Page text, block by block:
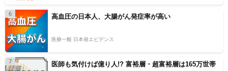
6 高血圧の日本人、大腸がん発症率が高い
医療一般 日本発エビデンス
7 医師も気付けば億り人!? 富裕層・超富裕層は165万世帯